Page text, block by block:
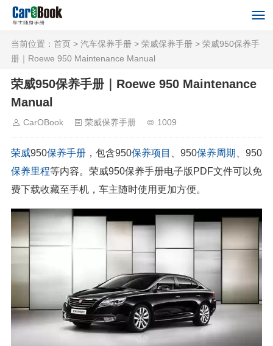
当前位置： 首页 > 汽车保养手册 > 荣威保养手册 > 荣威950保养手
册｜Roewe 950 Maintenance Manual
荣威950保养手册｜Roewe 950 Maintenance
Manual
CarOBook 荣威保养手册 1009
荣威950保养手册 ，包含950保养项目 、950保养周期
、950
保养里程等内容。荣威950保养手册电子版PDF文件可以免
费下载收藏至手机，车主随时使用更加方便。